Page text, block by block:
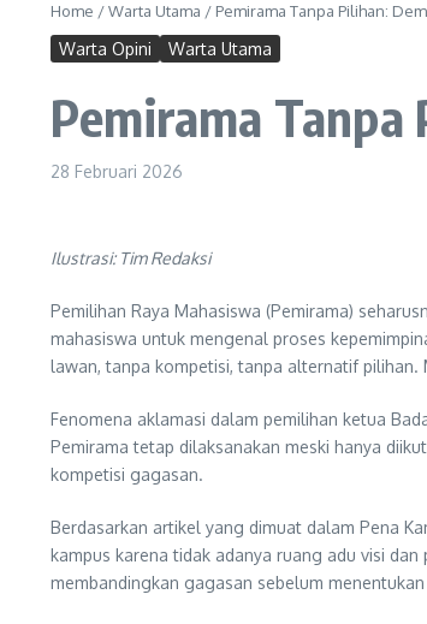
Home /Warta Utama / Pemirama Tanpa Pilihan:
Warta Opini Warta Utama
Pemirama
28 Februari 2026
Ilustrasi: Tim Redaksi
Pemilihan Raya Mahasiswa (Pemirama)
mahasiswa untuk mengenal proses
lawan, tanpa kompetisi, tanpa alternatif
Fenomena aklamasi dalam pemilihan ketua
Pemirama tetap dilaksanakan meski hanya
kompetisi gagasan.
Berdasarkan artikel yang dimuat dalam Pena
kampus karena tidak adanya ruang adu visi
membandingkan gagasan sebelum